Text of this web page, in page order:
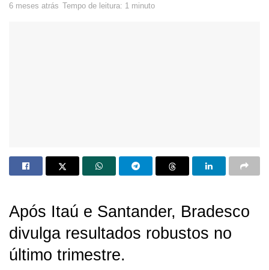
6 meses atrás Tempo de leitura: 1 minuto
Após Itaú e Santander, Bradesco
divulga resultados robustos no
último trimestre.